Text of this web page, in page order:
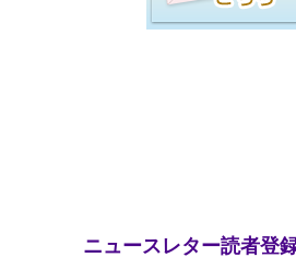
ニュースレター読者登